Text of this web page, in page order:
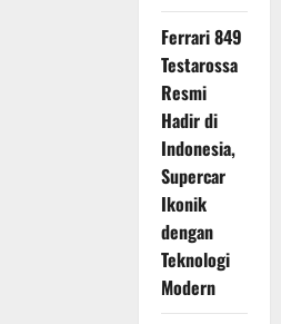
Ferrari 849
Testarossa
Resmi
Hadir di
Indonesia,
Supercar
Ikonik
dengan
Teknologi
Modern